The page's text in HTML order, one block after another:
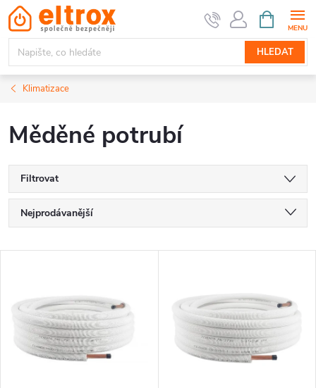
Přejít
na
obsah
HLEDAT
NÁKUPNÍ
KOŠÍK
Klimatizace
Měděné potrubí
Filtrovat
Ř
a
e
n
Nejprodávanější
Abecedně
ý